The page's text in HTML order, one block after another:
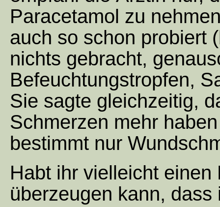
Paracetamol zu
auch so schon probiert
nichts gebracht,
Befeuchtungstropfen,
Sie sagte gleichzeitig,
Schmerzen mehr
bestimmt nur
Habt ihr vielleicht
überzeugen kann,